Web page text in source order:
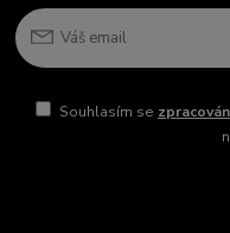
Souhlasím se